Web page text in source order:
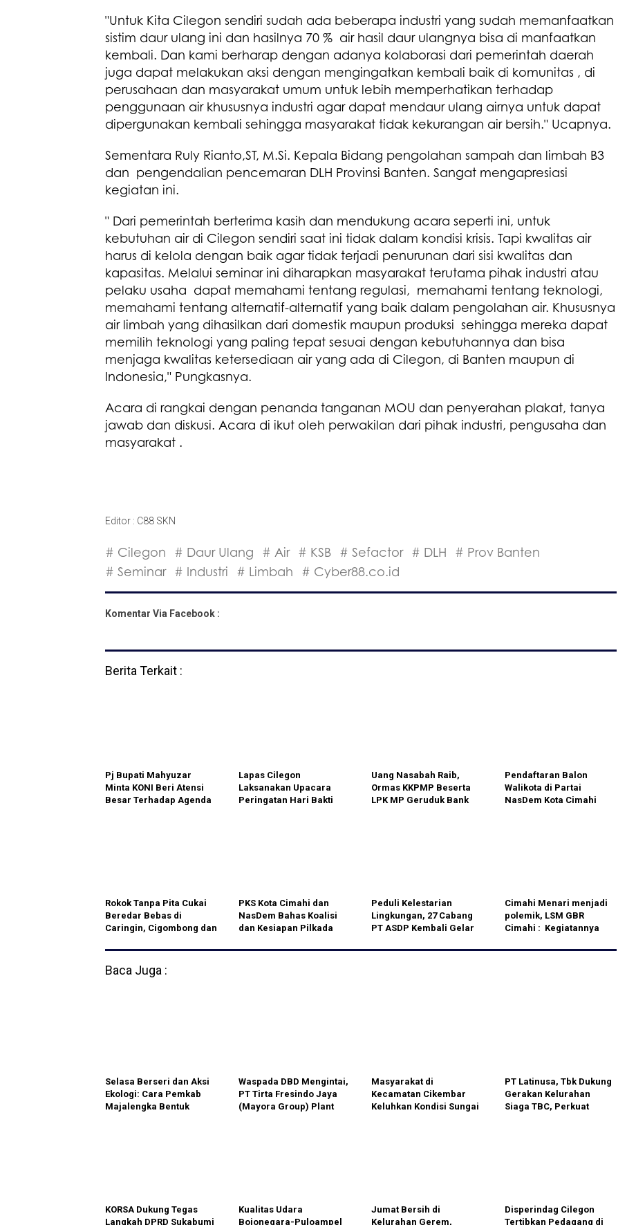
"Untuk Kita Cilegon sendiri sudah ada beberapa industri yang sudah memanfaatkan
sistim daur ulang ini dan hasilnya 70 % air hasil daur ulangnya bisa di manfaatkan
kembali. Dan kami berharap dengan adanya kolaborasi dari pemerintah daerah
juga dapat melakukan aksi dengan mengingatkan kembali baik di komunitas , di
perusahaan dan masyarakat umum untuk lebih memperhatikan terhadap
penggunaan air khususnya industri agar dapat mendaur ulang airnya untuk dapat
dipergunakan kembali sehingga masyarakat tidak kekurangan air bersih." Ucapnya.
Sementara Ruly Rianto,ST, M.Si. Kepala Bidang pengolahan sampah dan limbah B3
dan pengendalian pencemaran DLH Provinsi Banten. Sangat mengapresiasi
kegiatan ini.
" Dari pemerintah berterima kasih dan mendukung acara seperti ini, untuk
kebutuhan air di Cilegon sendiri saat ini tidak dalam kondisi krisis. Tapi kwalitas air
harus di kelola dengan baik agar tidak terjadi penurunan dari sisi kwalitas dan
kapasitas. Melalui seminar ini diharapkan masyarakat terutama pihak industri atau
pelaku usaha dapat memahami tentang regulasi, memahami tentang teknologi,
memahami tentang alternatif-alternatif yang baik dalam pengolahan air. Khususnya
air limbah yang dihasilkan dari domestik maupun produksi sehingga mereka dapat
memilih teknologi yang paling tepat sesuai dengan kebutuhannya dan bisa
menjaga kwalitas ketersediaan air yang ada di Cilegon, di Banten maupun di
Indonesia," Pungkasnya.
Acara di rangkai dengan penanda tanganan MOU dan penyerahan plakat, tanya
jawab dan diskusi. Acara di ikut oleh perwakilan dari pihak industri, pengusaha dan
masyarakat .
Editor : C88 SKN
# Cilegon # Daur Ulang # Air # KSB # Sefactor # DLH
# Prov Banten
# Seminar # Industri # Limbah # Cyber88.co.id
Komentar Via Facebook :
Berita Terkait :
Pj Bupati Mahyuzar
Minta KONI Beri Atensi
Besar Terhadap Agenda
Lapas Cilegon
Laksanakan Upacara
Peringatan Hari Bakti
Uang Nasabah Raib,
Ormas KKPMP Beserta
LPK MP Geruduk Bank
Pendaftaran Balon
Walikota di Partai
NasDem Kota Cimahi
Rokok Tanpa Pita Cukai
Beredar Bebas di
Caringin, Cigombong dan
PKS Kota Cimahi dan
NasDem Bahas Koalisi
dan Kesiapan Pilkada
Peduli Kelestarian
Lingkungan, 27 Cabang
PT ASDP Kembali Gelar
Dengan Target Sampah
Cimahi Menari menjadi
polemik, LSM GBR
Cimahi : Kegiatannya
Mengada-ada
Baca Juga :
Selasa Berseri dan Aksi
Ekologi: Cara Pemkab
Majalengka Bentuk
Waspada DBD Mengintai,
PT Tirta Fresindo Jaya
(Mayora Group) Plant
Masyarakat di
Kecamatan Cikembar
Keluhkan Kondisi Sungai
PT Latinusa, Tbk Dukung
Gerakan Kelurahan
Siaga TBC, Perkuat
KORSA Dukung Tegas
Langkah DPRD Sukabumi
Kualitas Udara
Bojonegara-Puloampel
Jumat Bersih di
Kelurahan Gerem,
Disperindag Cilegon
Tertibkan Pedagang di